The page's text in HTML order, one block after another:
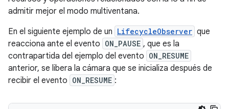
admitir mejor el modo multiventana.
En el siguiente ejemplo de un LifecycleObserver que
reacciona ante el evento ON_PAUSE , que es la
contrapartida del ejemplo del evento ON_RESUME
anterior, se libera la cámara que se inicializa después de
recibir el evento ON_RESUME :